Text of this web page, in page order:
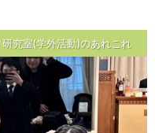
研究室(学外活動)のあれこれ